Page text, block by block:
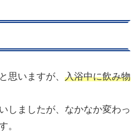
思いますが、 入浴中に飲み物
しましたが、なかなか変わっ
。